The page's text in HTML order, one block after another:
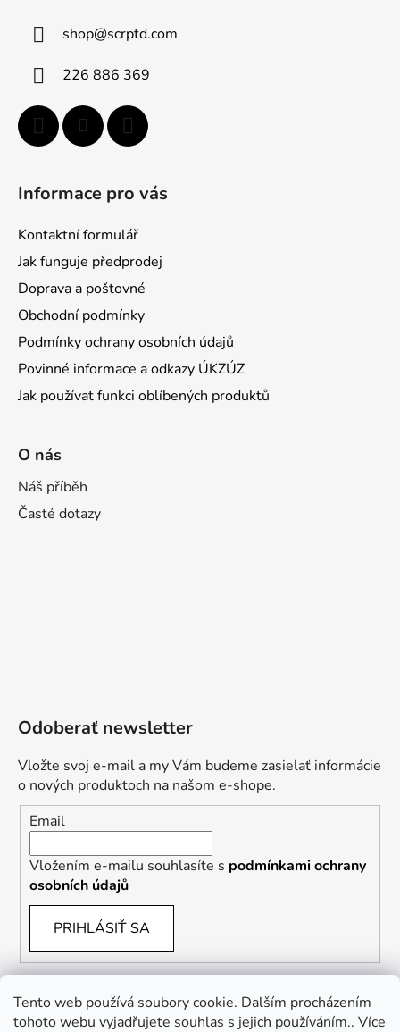
Tento web používá soubory cookie. Dalším procházením
tohoto webu vyjadřujete souhlas s jejich používáním.. Více
shop@scrptd.com
226 886 369
Informace pro vás
Kontaktní formulář
Jak funguje předprodej
Doprava a poštovné
Obchodní podmínky
Podmínky ochrany osobních údajů
Povinné informace a odkazy ÚKZÚZ
Jak používat funkci oblíbených produktů
O nás
Náš příběh
Časté dotazy
Odoberať newsletter
Vložte svoj e-mail a my Vám budeme zasielať informácie
o nových produktoch na našom e-shope.
Email
Vložením e-mailu souhlasíte s podmínkami ochrany
osobních údajů
PRIHLÁSIŤ SA